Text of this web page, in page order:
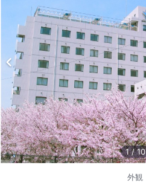
1 /10
外観